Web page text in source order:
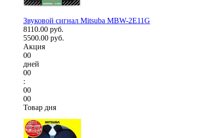
Звуковой сигнал Mitsuba MBW-2E11G
8110.00 руб.
5500.00 руб.
Акция
00
дней
00
:
00
00
Товар дня